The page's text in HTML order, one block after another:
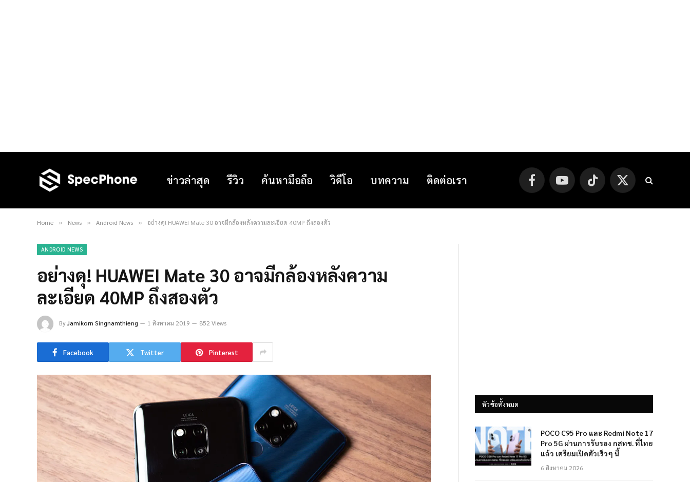
ข่าวล่าสุด รีวิว ค้นหามือถือ วิดีโอ บทความ ติดต่อเรา FacebookYouTube TikTok
X
(Twitter)
Home » News » Android News » อย่างดุ! HUAWEI Mate 30 อาจมีกล้องหลังความละเอียด 40MP ถึงสองตัว
ANDROID NEWS
อย่างดุ! HUAWEI Mate 30 อาจมีกล้องหลังความ
ละเอียด 40MP ถึงสองตัว
ByJamikorn Singnamthieng 1 สิงหาคม 2019 852 Views
Facebook Twitter Pinterest
หัวข้อทั้งหมด
POCO C95 Pro และ Redmi Note 17
Pro 5G ผ่านการรับรอง กสทช. ที่ไทย
แล้ว เตรียมเปิดตัวเร็วๆ นี้
6 สิงหาคม 2026